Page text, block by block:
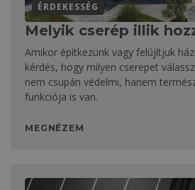
ÉRDEKESSÉG
Melyik cserép illik
Amikor építkezünk vagy felújítjuk
kérdés, hogy milyen cserepet
nem csupán védelmi, hanem
funkciója is van.
MEGNÉZEM